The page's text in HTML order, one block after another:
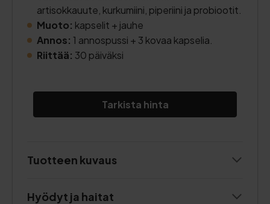
artisokkauute, kurkumiini, piperiini ja probiootit.
Muoto: kapselit + jauhe
Annos: 1 annospussi + 3 kovaa kapselia.
Riittää: 30 päiväksi
Tarkista hinta
Tuotteen kuvaus
Hyödyt ja haitat